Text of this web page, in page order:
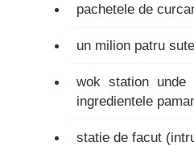
pachetele de
un milion patru
wok station
ingredientele
statie de facut